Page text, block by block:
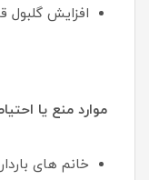
افزایش گلبول
موارد منع یا
خانم های